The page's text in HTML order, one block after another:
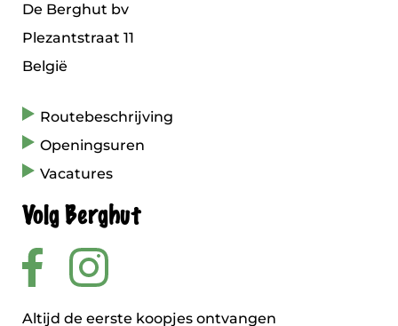
De Berghut bv
Plezantstraat 11
België
Routebeschrijving
Openingsuren
Vacatures
Volg Berghut
Altijd de eerste koopjes ontvangen